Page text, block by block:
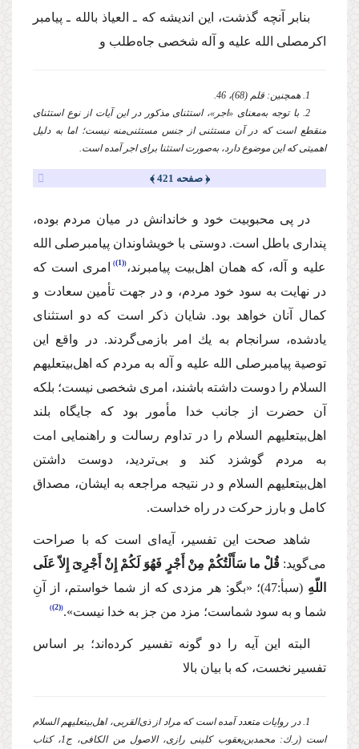
بنابر آنچه گذشت، این اندیشه كه ـ العیاذ بالله ـ پیامبر
اكرمصلی الله علیه و آله شخصی جاه‌طلب و
1. همچنین: قلم (68)، 46.
2. با توجه به‌معنای «اجر»، استثنای مذكور در این آیات از نوع استثنای
منقطع است كه در آن مستثنی از جنس مستثنی‌منه نیست؛ اما به دلیل
اهمیتی كه این موضوع دارد، به‌صورت استثنا برای اجر آمده است.
﴿ صفحه 421 ﴾
در پی محبوبیت خود و خاندانش در میان مردم بوده،
پنداری باطل است. دوستی با خویشاوندان پیامبر صلی الله
علیه و آله، كه همان اهل‌بیت پیامبرند، (1)
امری است كه
در نهایت به سود خود مردم، و در جهت تأمین سعادت و
كمال آنان خواهد بود. شایان ذكر است كه دو استثنای
یادشده، سرانجام به یك امر بازمی‌گردند. در واقع این
توصیة پیامبر صلی الله علیه و آله به مردم كه اهل‌بیتعلیهم
السلام را دوست داشته باشند، امری شخصی نیست؛ بلكه
آن حضرت از جانب خدا مأمور بود كه جایگاه بلند
اهل‌بیتعلیهم السلام را در تداوم رسالت و راهنمایی امت
به مردم گوشزد كند و بی‌تردید، دوست داشتن
اهل‌بیتعلیهم السلام و در نتیجه مراجعه به ایشان، مصداق
كامل و بارز حركت در راه خداست.
شاهد صحت این تفسیر، آیه‌ای است كه با صراحت
می‌گوید:قُلْ ما سَأَلْتُكُمْ مِنْ أَجْرٍ فَهُوَ لَكُمْ إِنْ أَجْرِیَ إِلاّ عَلَی
اللّهِ (سبأ:47)؛
«بگو: هر مزدی كه از شما خواستم، از آنِ
شما و به سود شماست؛ مزد من جز به خدا نیست». (2)
البته این آیه را دو گونه تفسیر كرده‌اند؛ بر اساس
تفسیر نخست، كه با بیان بالا
1. در روایات متعدد آمده است كه مراد از ذی‌القربی، اهل‌بیت
علیهم السلام
است (ر.ك: محمدبن‌یعقوب‌ كلینی رازی، الاصول من‌ الكافی، ج1، كتاب